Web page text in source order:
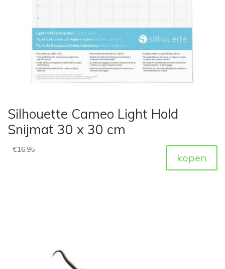
Silhouette Cameo Light Hold
Snijmat 30 x 30 cm
€16,95
kopen